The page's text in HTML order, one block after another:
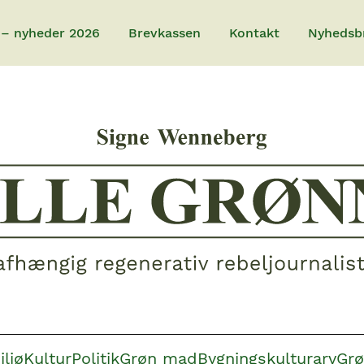
nyheder 2026 Brevkassen Kontakt
KulturPolitikGrøn madBygningskulturarv